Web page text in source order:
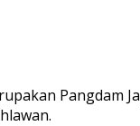
Pangdam